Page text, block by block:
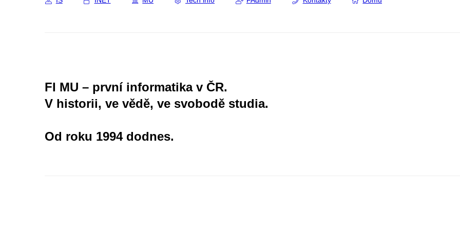
FI MU – první informatika v ČR.
V historii, ve vědě, ve svobodě studia.
Od roku 1994 dodnes.